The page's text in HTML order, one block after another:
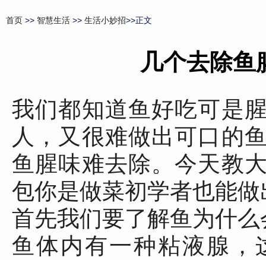
首页 >> 智慧生活 >> 生活小妙招>>正文
几个去除鱼
我们都知道鱼好吃可是
人，又很难做出可口的
鱼腥味难去除。今天教
包你是做菜初学者也能
首先我们要了解鱼为什
鱼体内有一种粘液腺，